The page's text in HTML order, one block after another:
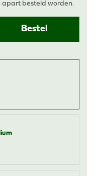
apart besteld worden.